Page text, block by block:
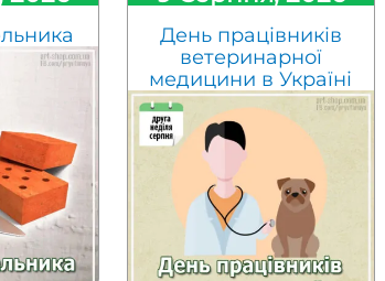
День працівників
ветеринарної
медицини в Україні